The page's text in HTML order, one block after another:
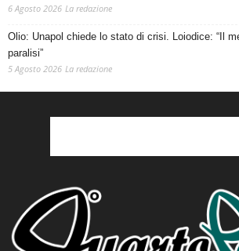
6 Agosto 2026 La redazione
Olio: Unapol chiede lo stato di crisi. Loiodice: “Il
paralisi”
5 Agosto 2026 La redazione